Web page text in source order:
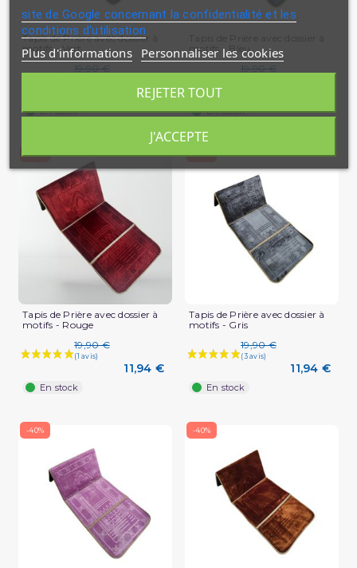
Tapis de Prière avec dossier à
motifs - Vert
19,90 €
11,94 €
En stock
motifs - Bleu
19,90 €
En stock
-40%
Tapis de Prière avec dossier à
motifs - Rouge
19,90 €
11,94 €
En stock
-40%
Tapis de Prière avec dossier à
motifs - Gris
19,90 €
11,94 €
En stock
-40% -40%
site de Google concernant la confidentialité et les
conditions d'utilisation
Plus d'informations Personnaliser les cookies
REJETER TOUT
J'ACCEPTE